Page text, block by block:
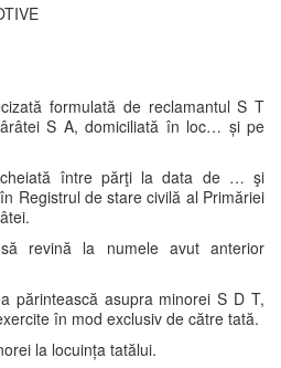
formulată de reclamantul S T
S A, domiciliată în loc… și pe
între părţi la data de … şi
Registrul de stare civilă al Primăriei
revină la numele avut anterior
părintească asupra minorei S D T,
în mod exclusiv de către tată.
la locuința tatălui.